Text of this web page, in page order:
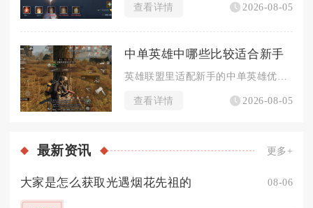
查看详情 2026-08-05
中单英雄中哪些比较适合新手
查看详情 2026-08-05
最新资讯 更多+
大家是怎么获取光遇烟花先祖的 08-06